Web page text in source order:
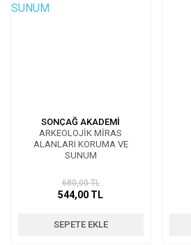
SONÇAĞ AKADEMİ
ARKEOLOJİK MİRAS
ALANLARI KORUMA VE
SUNUM
680,00 TL
544,00 TL
SEPETE EKLE